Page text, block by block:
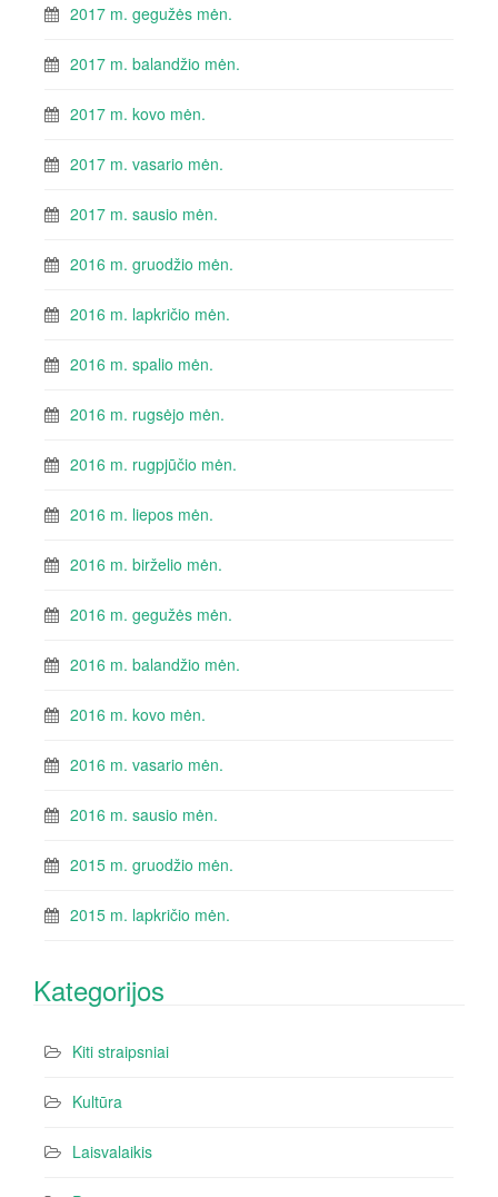
2017 m. gegužės mėn.
2017 m. balandžio mėn.
2017 m. kovo mėn.
2017 m. vasario mėn.
2017 m. sausio mėn.
2016 m. gruodžio mėn.
2016 m. lapkričio mėn.
2016 m. spalio mėn.
2016 m. rugsėjo mėn.
2016 m. rugpjūčio mėn.
2016 m. liepos mėn.
2016 m. birželio mėn.
2016 m. gegužės mėn.
2016 m. balandžio mėn.
2016 m. kovo mėn.
2016 m. vasario mėn.
2016 m. sausio mėn.
2015 m. gruodžio mėn.
2015 m. lapkričio mėn.
Kategorijos
Kiti straipsniai
Kultūra
Laisvalaikis